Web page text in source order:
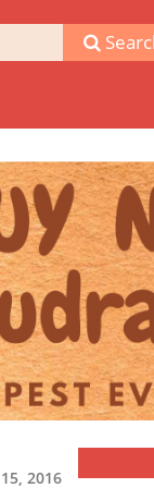
15, 2016